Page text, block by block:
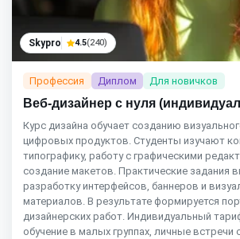
Skypro 4.5(240)
Профессия Диплом Для новичков
Веб-дизайнер с нуля
Курс дизайна обучает созданию
цифровых продуктов. Студенты изучают
типографику, работу с графическими
создание макетов. Практические задания
разработку интерфейсов, баннеров и
материалов. В результате формируется
дизайнерских работ. Индивидуальный
обучение в малых группах, личные встречи